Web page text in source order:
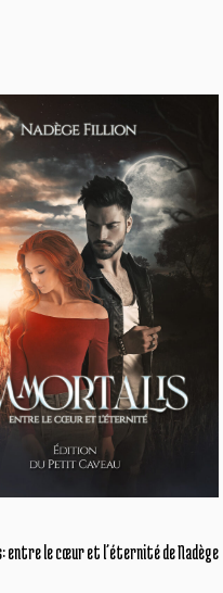
entre le cœur et l’éternité de Nadège